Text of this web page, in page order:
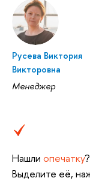
Русева Виктория
Викторовна
Менеджер
Нашли опечатку?
Выделите её,